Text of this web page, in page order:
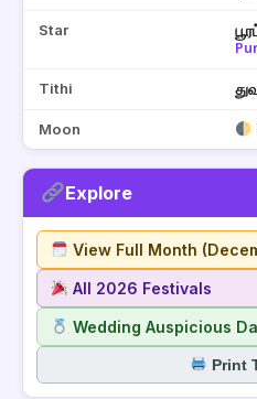
Star
Tithi
Moon
Explore
View Full Month
All 2026 Festivals
Wedding Auspicious
Print